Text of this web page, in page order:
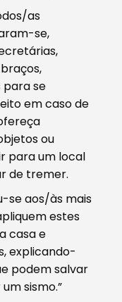
as
se,
para se
em caso de
ou
para um local
de tremer.
se aos/às mais
estes
casa e
explicando-
podem salvar
sismo.”